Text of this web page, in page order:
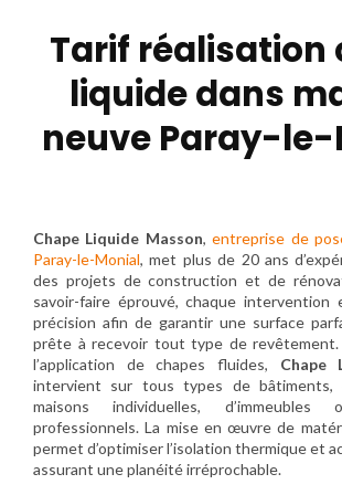
Tarif réalisation
liquide dans
neuve Paray-
Chape Liquide Masson,entreprise de
Paray-le-Monial, met plus de 20 ans
des projets de construction et de
savoir-faire éprouvé, chaque intervention
précision afin de garantir une surface
prête à recevoir tout type de revêtement.
l’application de chapes fluides, Chape
intervient sur tous types de bâtiments,
maisons individuelles,
professionnels. La mise en œuvre de
permet d’optimiser l’isolation thermique et
assurant une planéité irréprochable.